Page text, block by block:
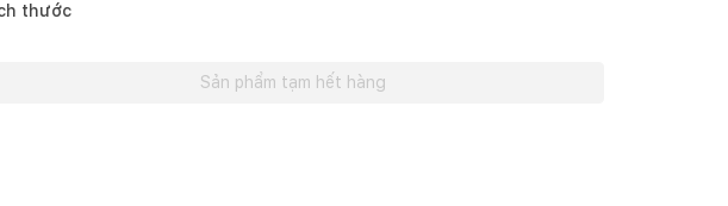
thước
Sản phẩm tạm hết hàng